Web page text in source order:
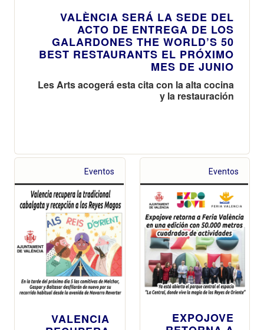
VALÈNCIA SERÁ LA SEDE DEL
ACTO DE ENTREGA DE LOS
GALARDONES THE WORLD’S 50
BEST RESTAURANTS EL PRÓXIMO
MES DE JUNIO
Les Arts acogerá esta cita con la alta cocina
y la restauración
Eventos
VALENCIA
Eventos
EXPOJOVE